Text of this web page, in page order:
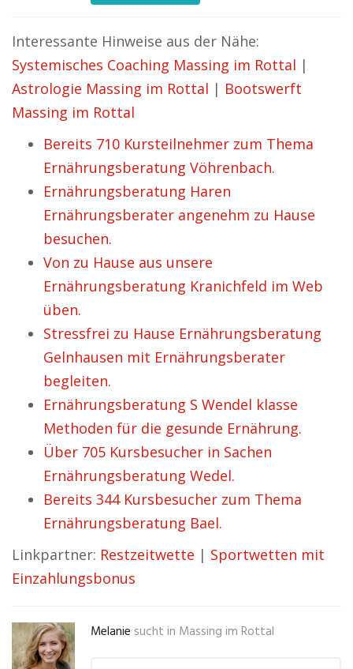
Interessante Hinweise aus der Nähe:
Systemisches Coaching Massing im Rottal |
Astrologie Massing im Rottal | Bootswerft
Massing im Rottal
Bereits 710 Kursteilnehmer zum Thema
Ernährungsberatung Vöhrenbach.
Ernährungsberatung Haren
Ernährungsberater angenehm zu Hause
besuchen.
Von zu Hause aus unsere
Ernährungsberatung Kranichfeld im Web
üben.
Stressfrei zu Hause Ernährungsberatung
Gelnhausen mit Ernährungsberater
begleiten.
Ernährungsberatung S Wendel klasse
Methoden für die gesunde Ernährung.
Über 705 Kursbesucher in Sachen
Ernährungsberatung Wedel.
Bereits 344 Kursbesucher zum Thema
Ernährungsberatung Bael.
Linkpartner: Restzeitwette | Sportwetten mit
Einzahlungsbonus
Melanie sucht in Massing im Rottal